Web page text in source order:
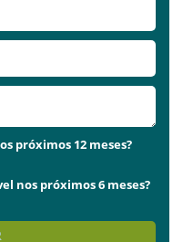
próximos 12 meses?
nos próximos 6 meses?